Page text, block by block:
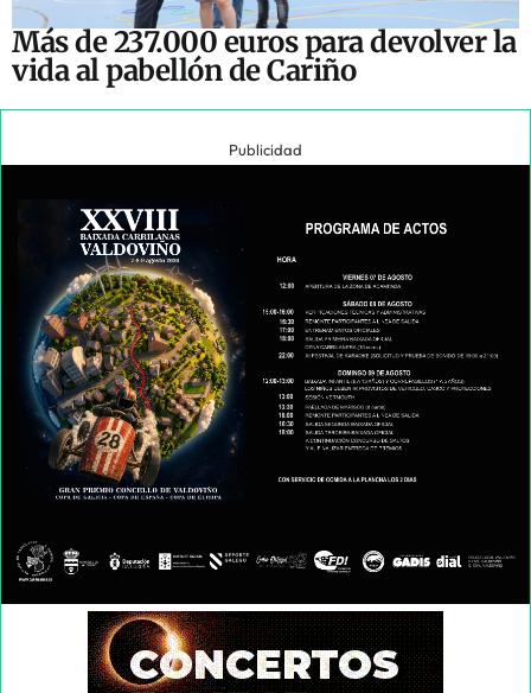
Más de 237.000 euros para devolver la
vida al pabellón de Cariño
Publicidad